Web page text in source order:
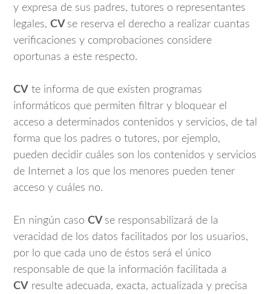
y expresa de sus padres, tutores o representantes
legales, CV se reserva el derecho a realizar cuantas
verificaciones y comprobaciones considere
oportunas a este respecto.
CV te informa de que existen programas
informáticos que permiten filtrar y bloquear el
acceso a determinados contenidos y servicios, de tal
forma que los padres o tutores, por ejemplo,
pueden decidir cuáles son los contenidos y servicios
de Internet a los que los menores pueden tener
acceso y cuáles no.
En ningún caso CV se responsabilizará de la
veracidad de los datos facilitados por los usuarios,
por lo que cada uno de éstos será el único
responsable de que la información facilitada a
CV resulte adecuada, exacta, actualizada y precisa